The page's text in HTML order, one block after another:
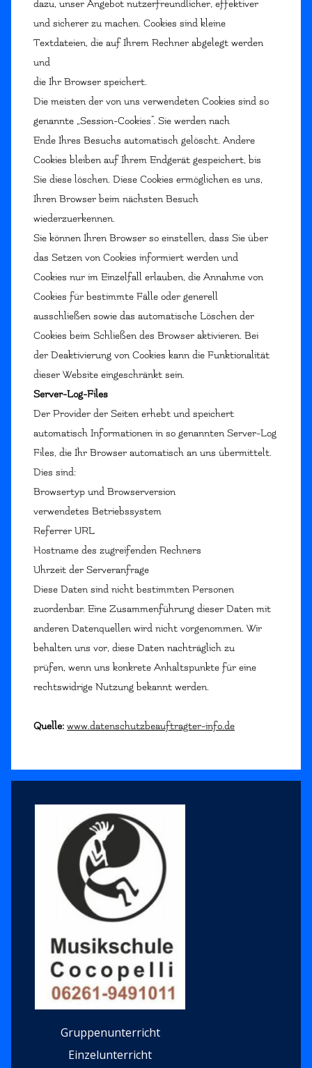
dazu, unser Angebot nutzerfreundlicher, effektiver
und sicherer zu machen. Cookies sind kleine
Textdateien, die auf Ihrem Rechner abgelegt werden
und
die Ihr Browser speichert.
Die meisten der von uns verwendeten Cookies sind so
genannte „Session-Cookies“. Sie werden nach
Ende Ihres Besuchs automatisch gelöscht. Andere
Cookies bleiben auf Ihrem Endgerät gespeichert, bis
Sie diese löschen. Diese Cookies ermöglichen es uns,
Ihren Browser beim nächsten Besuch
wiederzuerkennen.
Sie können Ihren Browser so einstellen, dass Sie über
das Setzen von Cookies informiert werden und
Cookies nur im Einzelfall erlauben, die Annahme von
Cookies für bestimmte Fälle oder generell
ausschließen sowie das automatische Löschen der
Cookies beim Schließen des Browser aktivieren. Bei
der Deaktivierung von Cookies kann die Funktionalität
dieser Website eingeschränkt sein.
Server-Log-Files
Der Provider der Seiten erhebt und speichert
automatisch Informationen in so genannten Server-Log
Files, die Ihr Browser automatisch an uns übermittelt.
Dies sind:
Browsertyp und Browserversion
verwendetes Betriebssystem
Referrer URL
Hostname des zugreifenden Rechners
Uhrzeit der Serveranfrage
Diese Daten sind nicht bestimmten Personen
zuordenbar. Eine Zusammenführung dieser Daten mit
anderen Datenquellen wird nicht vorgenommen. Wir
behalten uns vor, diese Daten nachträglich zu
prüfen, wenn uns konkrete Anhaltspunkte für eine
rechtswidrige Nutzung bekannt werden.
Quelle: www.datenschutzbeauftragter-info.de
Sidebar
Gruppenunterricht
Einzelunterricht